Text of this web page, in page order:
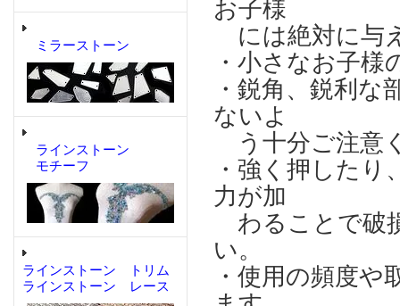
ミラーストーン
ラインストーン
モチーフ
ラインストーン トリム
ラインストーン レース
お子様
には絶対に与
・小さなお子
・鋭角、鋭利
ないよ
う十分ご注意
・強く押した
力が加
わることで破
い。
・使用の頻度